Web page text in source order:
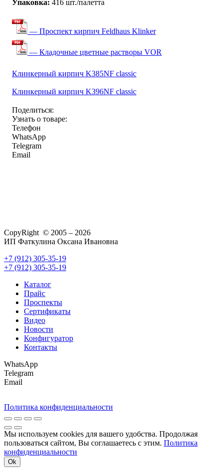
Упаковка: 416 шт./палетта
— Проспект кирпич Feldhaus Klinker
— Кладочные цветные растворы VOR
Клинкерный кирпич K385NF classic
Клинкерный кирпич K396NF classic
Поделиться:
Узнать о товаре:
Телефон
WhatsApp
Telegram
Email
CopyRight © 2005 – 2026
ИП Фаткулина Оксана Ивановна
+7 (912) 305-35-19
+7 (912) 305-35-19
Каталог
Прайс
Проспекты
Сертификаты
Видео
Новости
Конфигуратор
Контакты
WhatsApp
Telegram
Email
Политика конфиденциальности
Мы используем cookies для вашего удобства. Продолжая
пользоваться сайтом, Вы соглашаетесь с этим. Политика
конфиденциальности
Ok